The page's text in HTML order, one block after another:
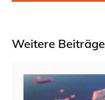
Weitere Beiträge